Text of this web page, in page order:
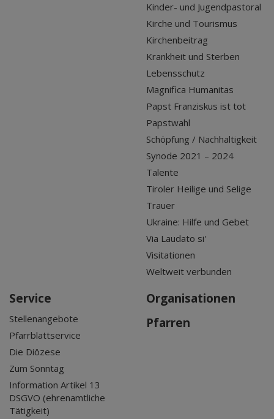
Kinder- und Jugendpastoral
Kirche und Tourismus
Kirchenbeitrag
Krankheit und Sterben
Lebensschutz
Magnifica Humanitas
Papst Franziskus ist tot
Papstwahl
Schöpfung / Nachhaltigkeit
Synode 2021 – 2024
Talente
Tiroler Heilige und Selige
Trauer
Ukraine: Hilfe und Gebet
Via Laudato si'
Visitationen
Weltweit verbunden
Service
Stellenangebote
Pfarrblattservice
Die Diözese
Zum Sonntag
Information Artikel 13
DSGVO (ehrenamtliche
Tätigkeit)
Organisationen
Pfarren